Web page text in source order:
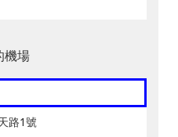
機場
路1號